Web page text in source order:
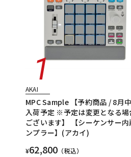
AKAI
MPC Sample 【予約商品 / 8月
入荷予定 ※予定は変更となる場
ございます】 【シーケンサー内
ンプラー】(アカイ)
¥62,800 （税込）